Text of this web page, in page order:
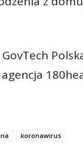
koronawirus